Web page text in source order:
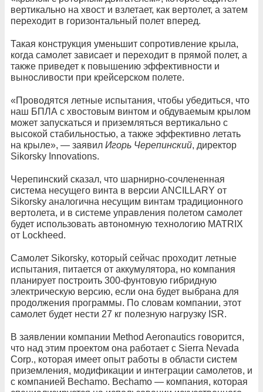
вертикально на хвост и взлетает, как вертолет, а затем
переходит в горизонтальный полет вперед.
Такая конструкция уменьшит сопротивление крыла,
когда самолет зависает и переходит в прямой полет, а
также приведет к повышению эффективности и
выносливости при крейсерском полете.
«Проводятся летные испытания, чтобы убедиться, что
наш БПЛА с хвостовым винтом и обдуваемым крылом
может запускаться и приземляться вертикально с
высокой стабильностью, а также эффективно летать
на крыле», — заявил Игорь Черепинский, директор
Sikorsky Innovations.
Черепинский сказал, что шарнирно-сочлененная
система несущего винта в версии ANCILLARY от
Sikorsky аналогична несущим винтам традиционного
вертолета, и в системе управления полетом самолет
будет использовать автономную технологию MATRIX
от Lockheed.
Самолет Sikorsky, который сейчас проходит летные
испытания, питается от аккумулятора, но компания
планирует построить 300-фунтовую гибридную
электрическую версию, если она будет выбрана для
продолжения программы. По словам компании, этот
самолет будет нести 27 кг полезную нагрузку ISR.
В заявлении компании Method Aeronautics говорится,
что над этим проектом она работает с Sierra Nevada
Corp., которая имеет опыт работы в области систем
приземления, модификации и интеграции самолетов, и
с компанией Bechamo. Bechamo — компания, которая